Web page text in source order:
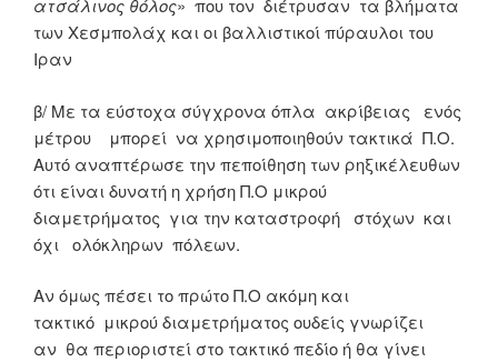
ατσάλινος θόλος» που τον διέτρυσαν τα βλήματα
των Χεσμπολάχ και οι βαλλιστικοί πύραυλοι του
Ιραν
β/ Με τα εύστοχα σύγχρονα όπλα ακρίβειας ενός
μέτρου μπορεί να χρησιμοποιηθούν τακτικά Π.Ο.
Αυτό αναπτέρωσε την πεποίθηση των ρηξικέλευθων
ότι είναι δυνατή η χρήση Π.Ο μικρού
διαμετρήματος για την καταστροφή στόχων και
όχι ολόκληρων πόλεων.
Αν όμως πέσει το πρώτο Π.Ο ακόμη και
τακτικό μικρού διαμετρήματος ουδείς γνωρίζει
αν θα περιοριστεί στο τακτικό πεδίο ή θα γίνει